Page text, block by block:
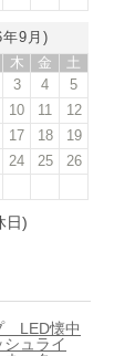
9月)
木 金
土
3 4
5
10 11
12
17 18
19
24 25
26
日)
LED懐中
ュライ